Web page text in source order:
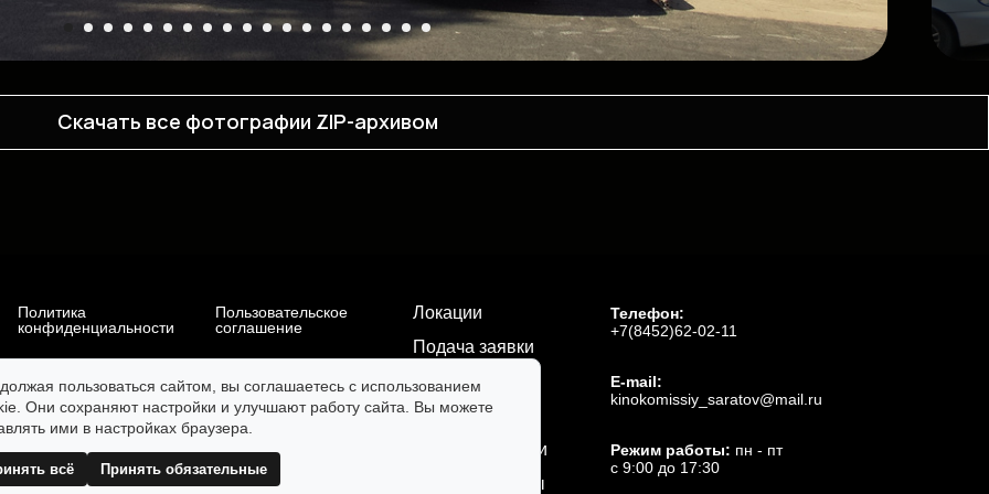
пользоваться сайтом, вы соглашаетесь с использованием
Они сохраняют настройки и улучшают работу сайта. Вы можете
ими в настройках браузера.
всё Принять обязательные
Скачать все фотографии ZIP-архивом
Политика
конфиденциальности
Пользовательское
соглашение
Локации
Подача заявки
Проекты
Новости
О Кинокомиссии
Наши партнёры
Телефон:
+7(8452)62-02-11
E-mail:
kinokomissiy_saratov@mail.ru
Режим работы: пн - пт
с 9:00 до 17:30